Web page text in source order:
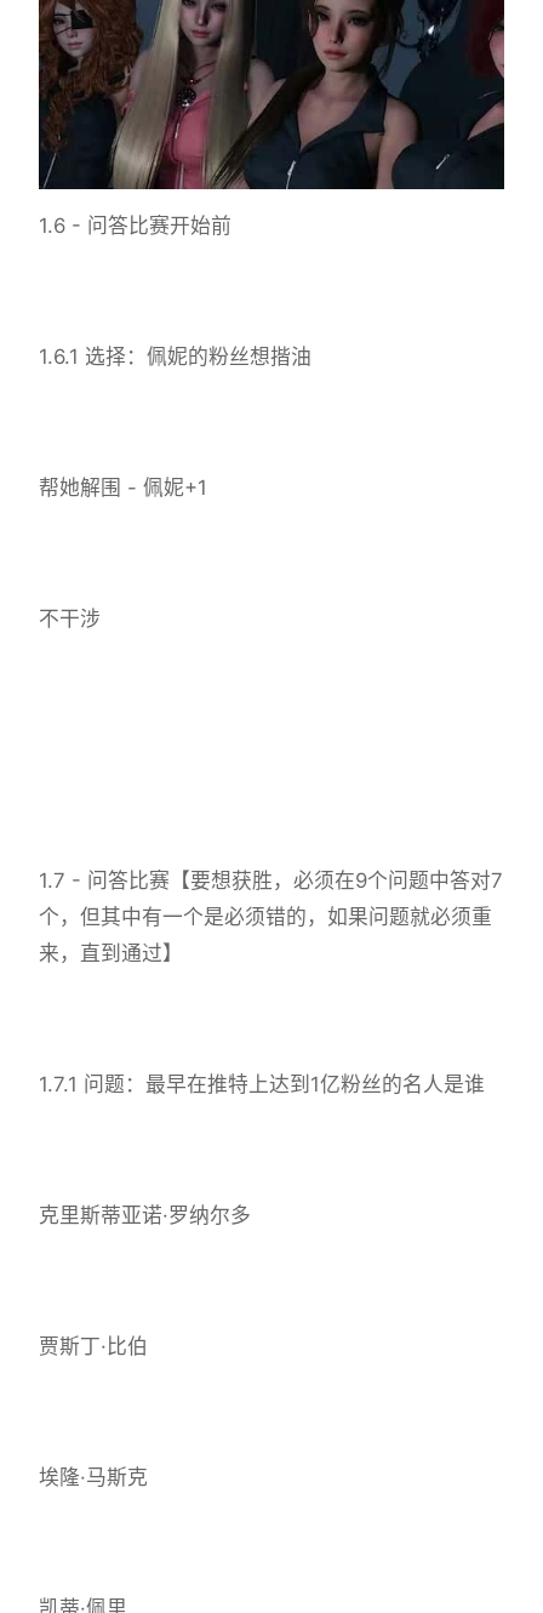
1.6 - 问答比赛开始前
1.6.1 选择：佩妮的粉丝想揩油
帮她解围 - 佩妮+1
不干涉
1.7 - 问答比赛【要想获胜，必须在9个问题中答对7
个，但其中有一个是必须错的，如果问题就必须重
来，直到通过】
1.7.1 问题：最早在推特上达到1亿粉丝的名人是谁
克里斯蒂亚诺·罗纳尔多
贾斯丁·比伯
埃隆·马斯克
凯蒂·佩里